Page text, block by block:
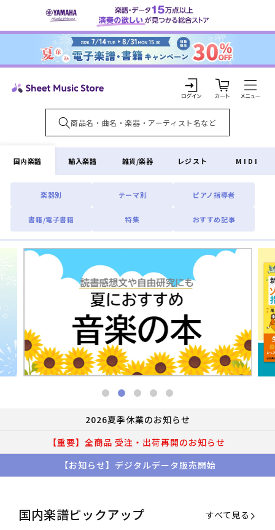
ンツに
ロ
グ
イ
ン
カ
ー
ト
国内楽譜
楽器別 テーマ別 ピアノ指導者
書籍/電子書籍 特集 おすすめ記事
輸入楽譜 雑貨/楽器 レジスト MIDI
2026夏季休業のお知らせ
【重要】全商品 受注・出荷再開のお知らせ
【お知らせ】デジタルデータ販売開始
国内楽譜ピックアップ すべて見る